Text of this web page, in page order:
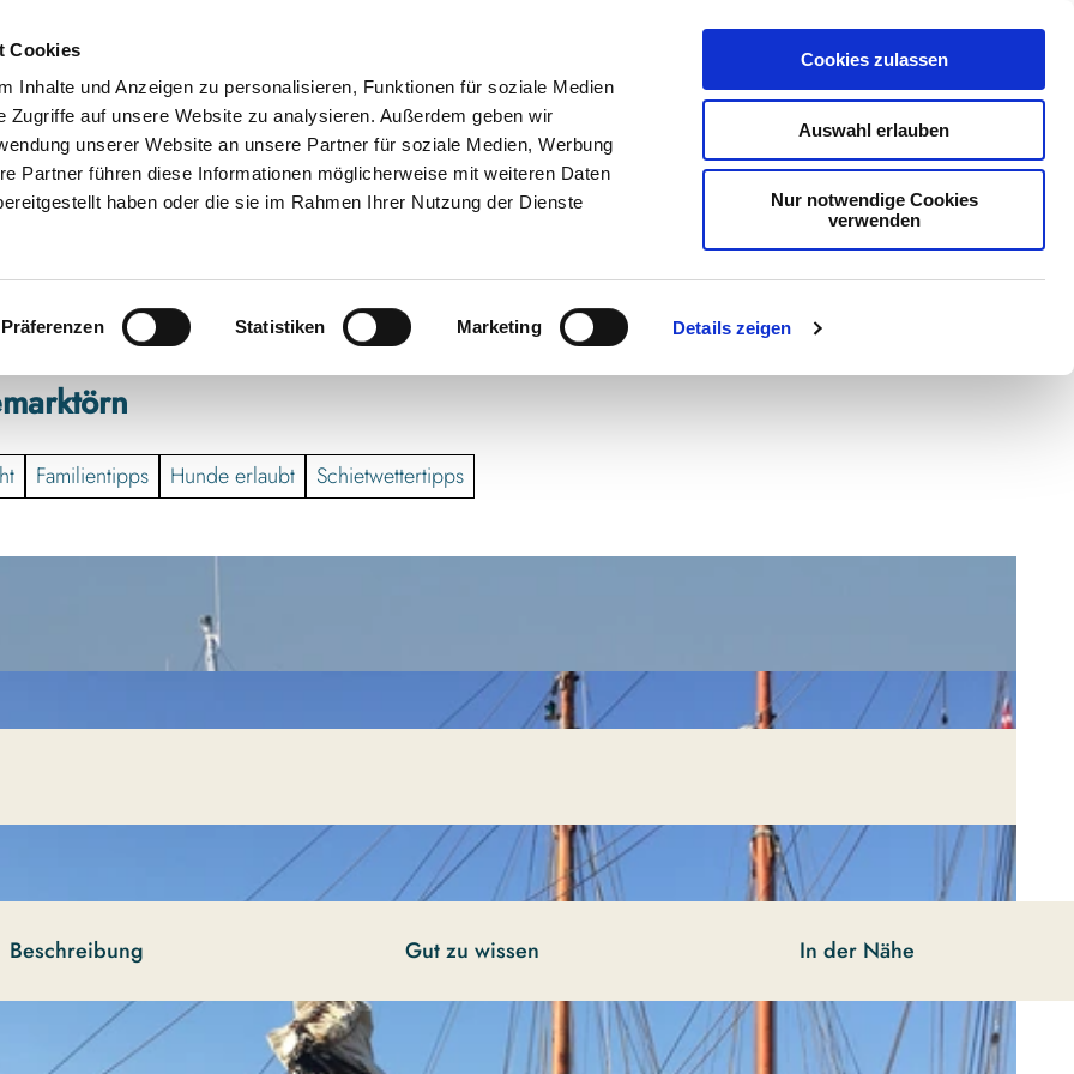
Cookies
Inhalte und Anzeigen zu personalisieren, Funktionen für soziale Medien
Zugriffe auf unsere Website zu analysieren. Außerdem geben wir
unserer Website an unsere Partner für soziale Medien, Werbung
Partner führen diese Informationen möglicherweise mit weiteren Daten
haben oder die sie im Rahmen Ihrer Nutzung der Dienste
Präferenzen Statistiken Marketing Details zeigen
Cookies zulassen
Auswahl erlauben
Nur notwendige Cookies
verwenden
Familientipps Hunde erlaubt Schietwettertipps
Beschreibung Gut zu wissen In der Nähe